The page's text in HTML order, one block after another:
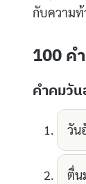
กับความท้
100 ค
คำคมวัน
วัน
ตื่น